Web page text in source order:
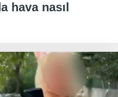
hava nasıl